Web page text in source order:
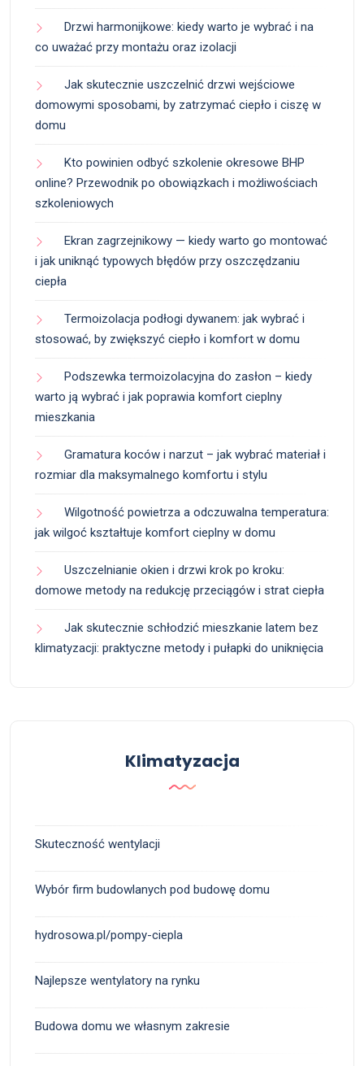
Drzwi harmonijkowe: kiedy warto je wybrać i na
co uważać przy montażu oraz izolacji
Jak skutecznie uszczelnić drzwi wejściowe
domowymi sposobami, by zatrzymać ciepło i ciszę w
domu
Kto powinien odbyć szkolenie okresowe BHP
online? Przewodnik po obowiązkach i możliwościach
szkoleniowych
Ekran zagrzejnikowy — kiedy warto go montować
i jak uniknąć typowych błędów przy oszczędzaniu
ciepła
Termoizolacja podłogi dywanem: jak wybrać i
stosować, by zwiększyć ciepło i komfort w domu
Podszewka termoizolacyjna do zasłon – kiedy
warto ją wybrać i jak poprawia komfort cieplny
mieszkania
Gramatura koców i narzut – jak wybrać materiał i
rozmiar dla maksymalnego komfortu i stylu
Wilgotność powietrza a odczuwalna temperatura:
jak wilgoć kształtuje komfort cieplny w domu
Uszczelnianie okien i drzwi krok po kroku:
domowe metody na redukcję przeciągów i strat ciepła
Jak skutecznie schłodzić mieszkanie latem bez
klimatyzacji: praktyczne metody i pułapki do uniknięcia
Klimatyzacja
Skuteczność wentylacji
Wybór firm budowlanych pod budowę domu
hydrosowa.pl/pompy-ciepla
Najlepsze wentylatory na rynku
Budowa domu we własnym zakresie